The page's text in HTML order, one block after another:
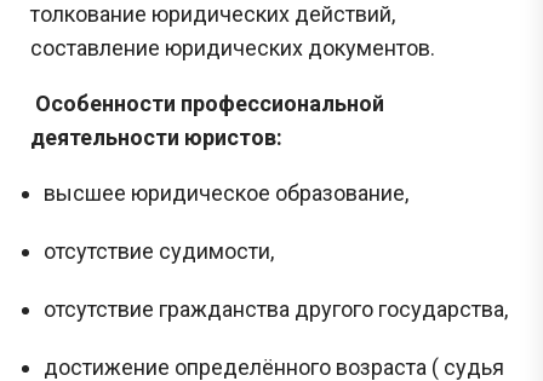
толкование юридических действий,
составление юридических документов.
Особенности профессиональной
деятельности юристов:
высшее юридическое образование,
отсутствие судимости,
отсутствие гражданства другого государства,
достижение определённого возраста ( судья